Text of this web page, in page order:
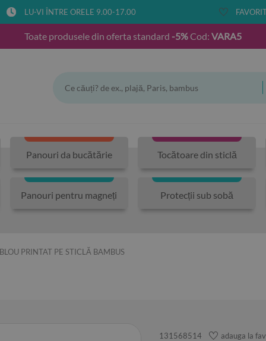
LU-VI ÎNTRE ORELE 9.00-17.00
Toate produsele din oferta standard -5%Cod: VARA5
Panouri da bucătărie Tocătoare din sticlă
Panouri pentru magneți Protecții sub sobă
PRINTAT PE STICLĂ BAMBUS
131568514 adauga la